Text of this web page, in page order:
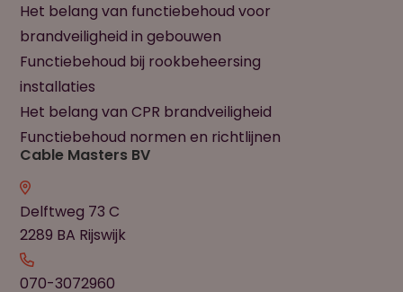
Het belang van functiebehoud voor
brandveiligheid in gebouwen
Functiebehoud bij rookbeheersing
installaties
Het belang van CPR brandveiligheid
Functiebehoud normen en richtlijnen
Cable Masters BV
Delftweg 73 C
2289 BA Rijswijk
070-3072960